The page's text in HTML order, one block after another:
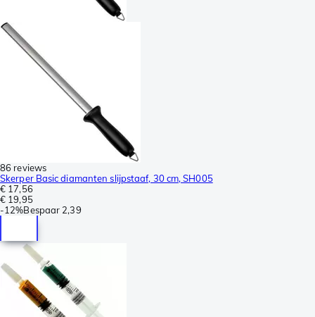
86 reviews
Skerper Basic diamanten slijpstaaf, 30 cm, SH005
€ 17,56
€ 19,95
-12%Bespaar 2,39